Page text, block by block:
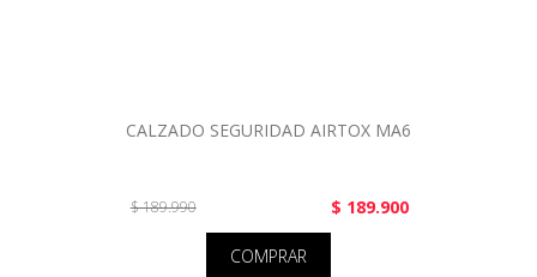
CALZADO SEGURIDAD AIRTOX MA6
$ 189.990 $ 189.900
COMPRAR